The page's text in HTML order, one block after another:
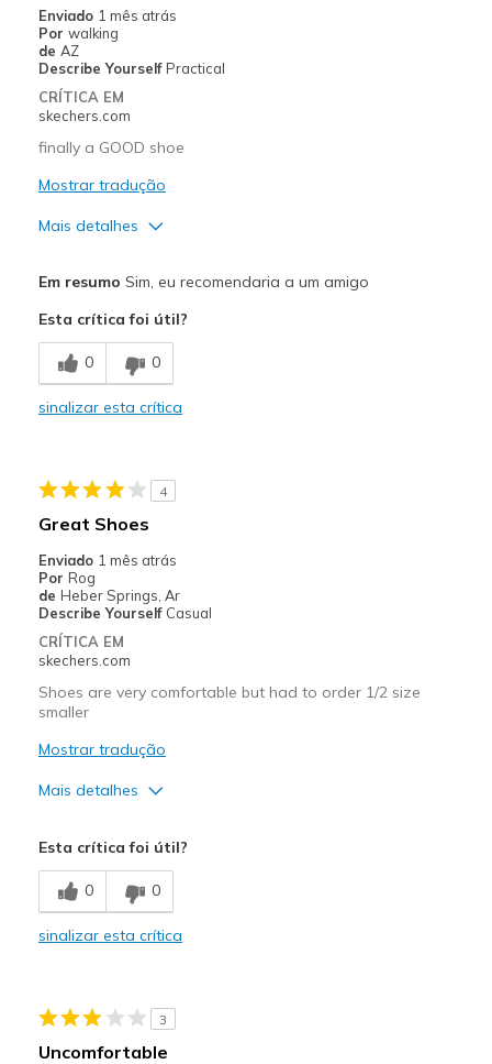
View On Shoes
Shoes are for Wearing
Enviado 1 mês atrás
Por walking
de AZ
Describe Yourself Practical
CRÍTICA EM
skechers.com
finally a GOOD shoe
Mostrar tradução
Mais detalhes
Width
Sizing
View On Shoes
Shoes are for Wearing
Em resumo Sim, eu recomendaria a um amigo
Esta crítica foi útil?
0 0
sinalizar esta crítica
4
Great Shoes
Enviado 1 mês atrás
Por Rog
de Heber Springs, Ar
Describe Yourself Casual
CRÍTICA EM
skechers.com
Shoes are very comfortable but had to order 1/2 size
smaller
Mostrar tradução
Mais detalhes
Comfortable
Durable
Melhores utilizações
Esta crítica foi útil?
0 0
sinalizar esta crítica
3
Uncomfortable